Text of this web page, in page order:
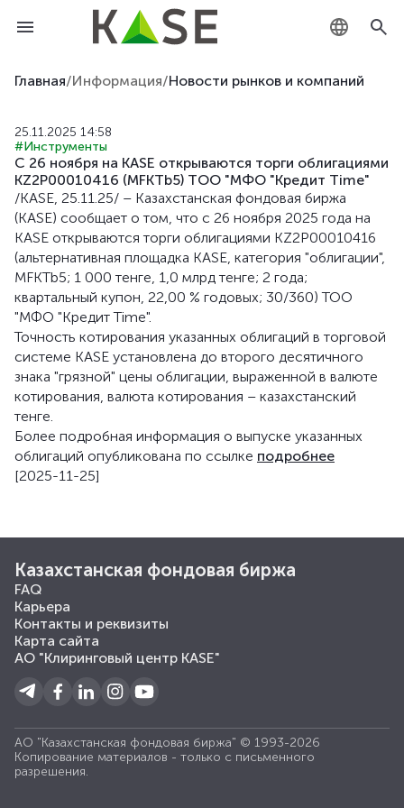
KZ
EN
Главная/Информация/Новости рынков и компаний
25.11.2025 14:58
#Инструменты
С 26 ноября на KASE открываются торги облигациями
KZ2P00010416 (MFKTb5) ТОО "МФО "Кредит Time"
/KASE, 25.11.25/ – Казахстанская фондовая биржа
(KASE) сообщает о том, что с 26 ноября 2025 года на
KASE открываются торги облигациями KZ2P00010416
(альтернативная площадка KASE, категория "облигации",
MFKTb5; 1 000 тенге, 1,0 млрд тенге; 2 года;
квартальный купон, 22,00 % годовых; 30/360) ТОО
"МФО "Кредит Time".
Точность котирования указанных облигаций в торговой
системе KASE установлена до второго десятичного
знака "грязной" цены облигации, выраженной в валюте
котирования, валюта котирования – казахстанский
тенге.
Более подробная информация о выпуске указанных
облигаций опубликована по ссылке подробнее
[2025-11-25]
Казахстанская фондовая биржа
FAQ
Карьера
Контакты и реквизиты
Карта сайта
АО "Клиринговый центр KASE"
АО "Казахстанская фондовая биржа" © 1993-2026
Копирование материалов - только с письменного
разрешения.